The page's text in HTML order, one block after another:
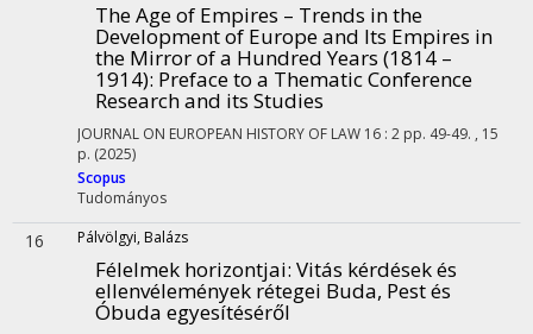
The Age of Empires – Trends in the
Development of Europe and Its Empires in
the Mirror of a Hundred Years (1814 –
1914): Preface to a Thematic Conference
Research and its Studies
JOURNAL ON EUROPEAN HISTORY OF LAW 16 : 2 pp. 49-49. , 15
p. (2025)
Scopus
Tudományos
16 Pálvölgyi, Balázs
Félelmek horizontjai: Vitás kérdések és
ellenvélemények rétegei Buda, Pest és
Óbuda egyesítéséről